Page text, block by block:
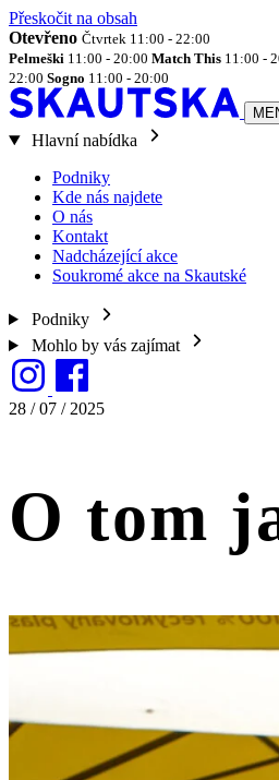
Přeskočit na obsah
Otevřeno Čtvrtek 11:00 - 22:00
Pelmeški 11:00 - 20:00 Match This 11:00 -
22:00 Sogno 11:00 - 20:00
Hlavní nabídka
Podniky
Kde nás najdete
O nás
Kontakt
Nadcházející akce
Soukromé akce na Skautské
Podniky
Mohlo by vás zajímat
28 / 07 / 2025
O tom